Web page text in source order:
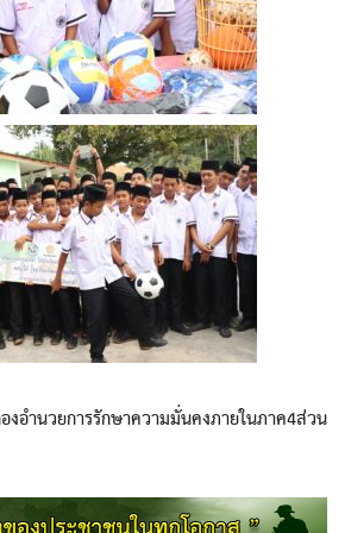
ำนวยการรักษาความมั่นคงภายในภาค4ส่วน